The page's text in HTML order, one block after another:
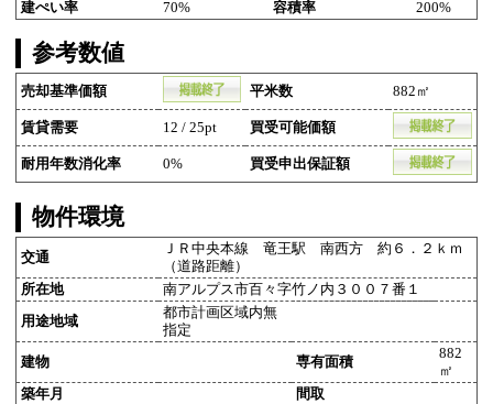
建ぺい率 70% 容積率 200%
参考数値
売却基準価額 平米数 882㎡
賃貸需要 12 / 25pt 買受可能価額
耐用年数消化率 0% 買受申出保証額
物件環境
交通
ＪＲ中央本線 竜王駅 南西方 約６．２ｋｍ
（道路距離）
所在地
南アルプス市百々字竹ノ内３００７番１
用途地域
都市計画区域内無
指定
建物 専有面積
882
㎡
築年月
間取